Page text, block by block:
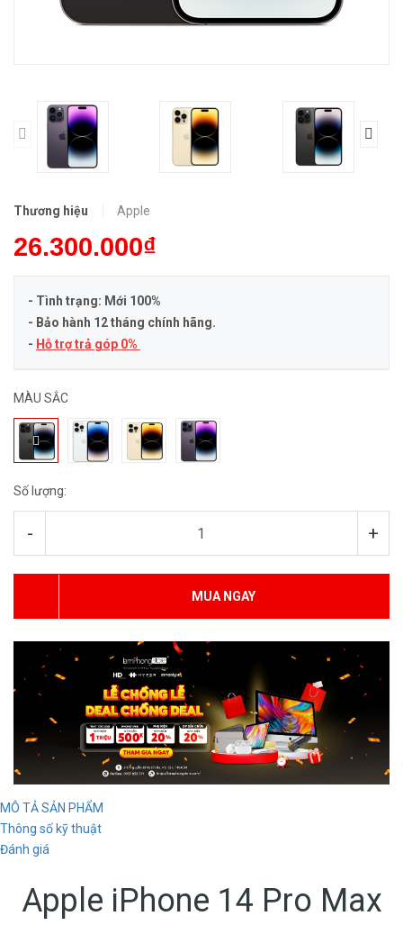
Thương hiệu Apple
26.300.000₫
- Tình trạng: Mới 100%
- Bảo hành 12 tháng chính hãng.
- Hỗ trợ trả góp 0%
MÀU SẮC
Số lượng:
- +
MUA NGAY
MÔ TẢ SẢN PHẨM
Thông số kỹ thuật
Đánh giá
Apple iPhone 14 Pro Max